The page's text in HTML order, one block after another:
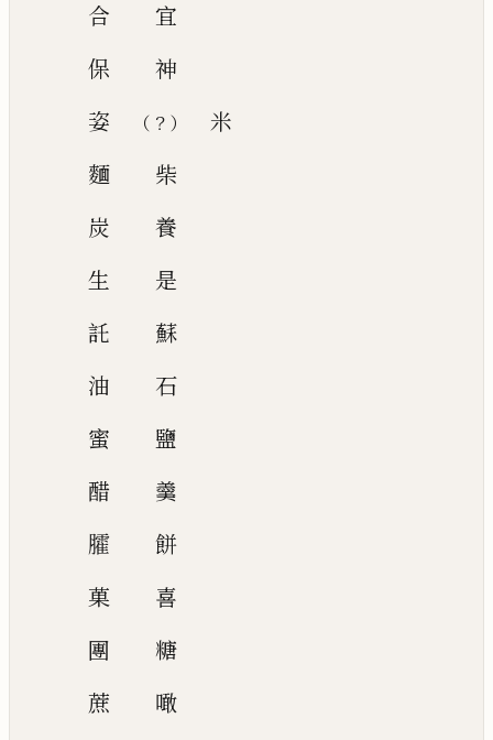
合
宜
保
神
姿
（ ？ ）
米
麵
柴
炭
養
生
是
託
蘇
油
石
蜜
鹽
醋
羹
臛
餅
菓
喜
團
糖
蔗
噉